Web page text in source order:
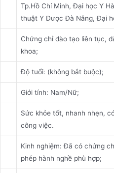
Tp.Hồ Chí Minh, Đại học Y
thuật Y Dược Đà Nẵng, Đại
Chứng chỉ đào tạo liên tục,
khoa;
Độ tuổi: (không bắt buộc);
Giới tính: Nam/Nữ;
Sức khỏe tốt, nhanh nhẹn,
công việc.
Kinh nghiệm: Đã có chứng
phép hành nghề phù hợp;